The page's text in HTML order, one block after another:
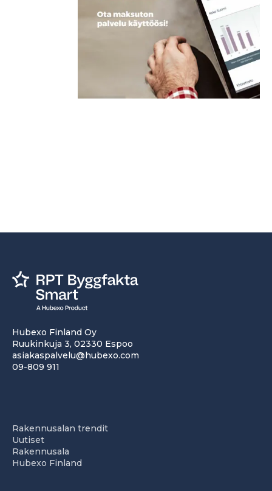
Hubexo Finland Oy
Ruukinkuja 3, 02330 Espoo
asiakaspalvelu@hubexo.com
09-809 911
Rakennusalan trendit
Uutiset
Rakennusala
Hubexo Finland